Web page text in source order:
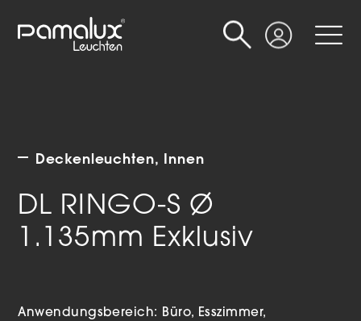
Login
Suche
Deckenleuchten Innen
DL RINGO-S Ø
1.135mm Exklusiv
Anwendungsbereich: Büro
Esszimmer